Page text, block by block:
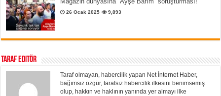
26 Ocak 2025 9,893
Taraf Editör
Taraf olmayan, habercilik yapan Net İnternet Haber,
bağımsız özgür, tarafsız habercilik ilkesini benimsemiş
olup, hakkın ve haklının yanında yer almayı ilke